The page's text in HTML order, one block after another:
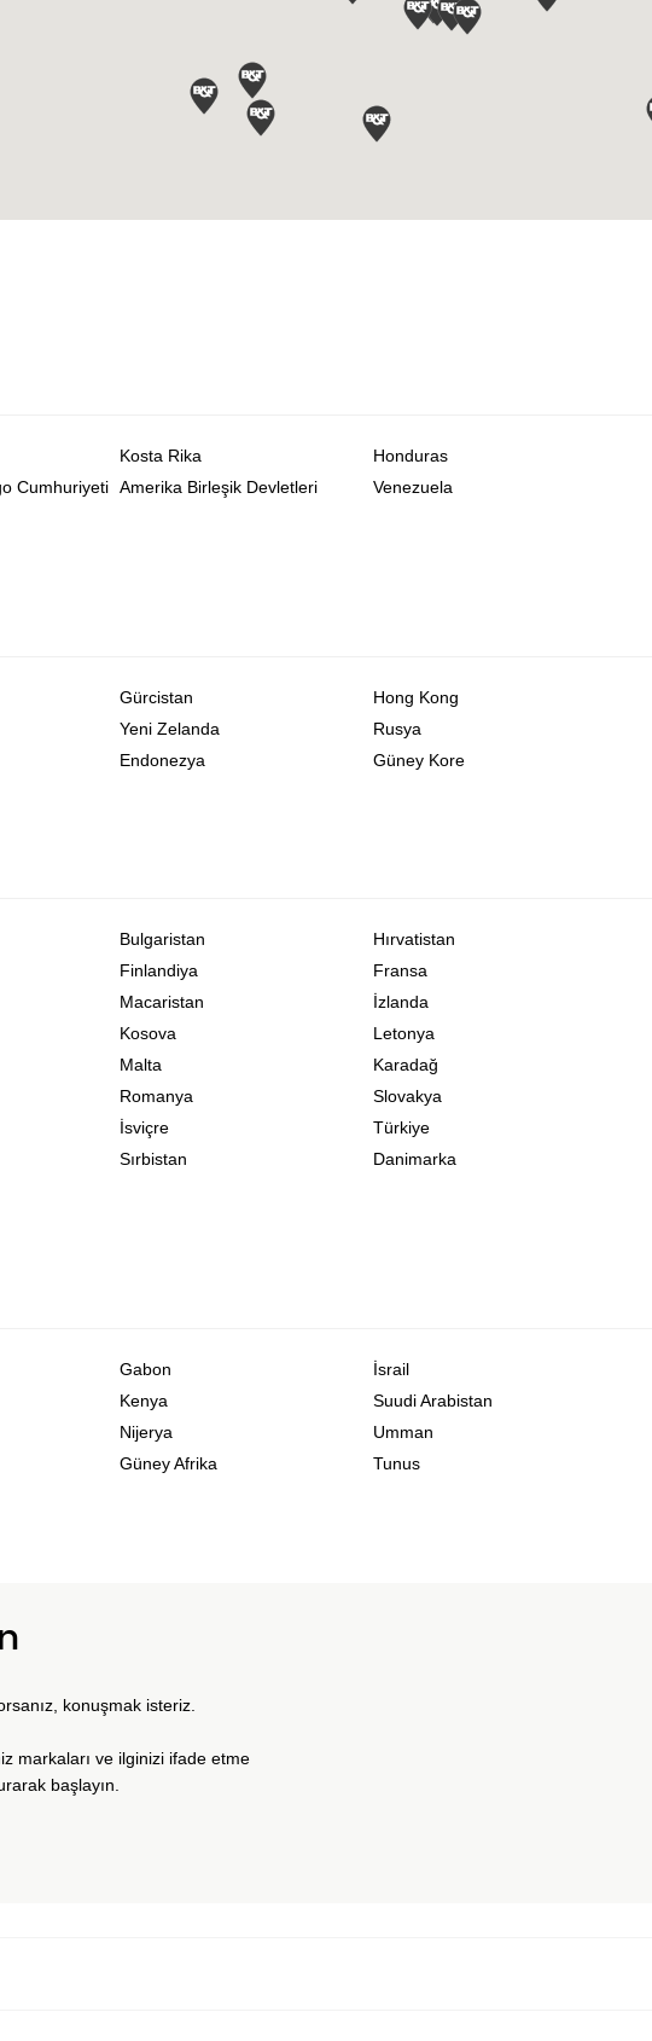
Kosta Rika
Honduras
Cumhuriyeti Amerika Birleşik Devletleri
Venezuela
Gürcistan
Hong Kong
Yeni Zelanda
Rusya
Endonezya Güney Kore
Bulgaristan
Hırvatistan
Finlandiya
Fransa
Macaristan
İzlanda
Kosova
Letonya
Malta
Karadağ
Romanya
Slovakya
İsviçre
Türkiye
Sırbistan
Danimarka
Gabon
İsrail
Kenya
Suudi Arabistan
Nijerya
Umman
Güney Afrika
Tunus
konuşmak isteriz.
markaları ve ilginizi ifade etme
başlayın.